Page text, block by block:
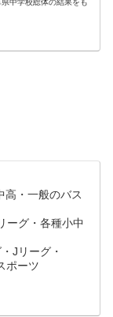
中学校総体の結果をも
高・一般のバス
ーグ・各種小中
Jリーグ・
ポーツ